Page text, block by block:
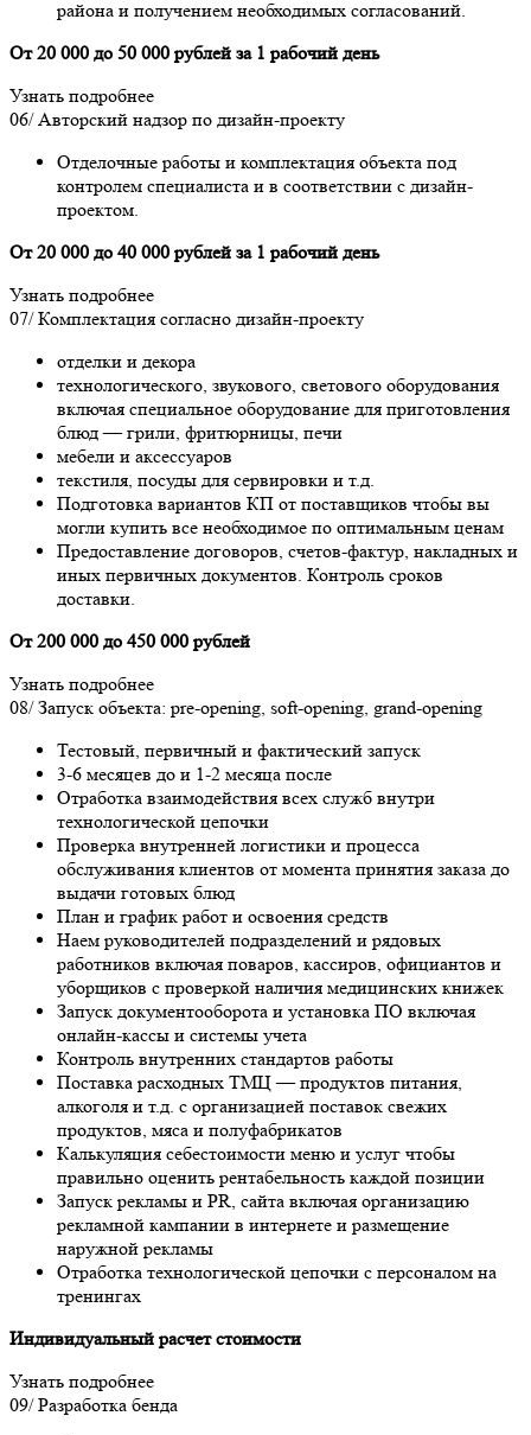
района и получением необходимых согласований.
От 20 000 до 50 000 рублей за 1 рабочий день
Узнать подробнее
06/Авторский надзор по дизайн-проекту
Отделочные работы и комплектация объекта под
контролем специалиста и в соответствии с дизайн-
проектом.
От 20 000 до 40 000 рублей за 1 рабочий день
Узнать подробнее
07/Комплектация согласно дизайн-проекту
отделки и декора
технологического, звукового, светового оборудования
включая специальное оборудование для приготовления
блюд — грили, фритюрницы, печи
мебели и аксессуаров
текстиля, посуды для сервировки и т.д.
Подготовка вариантов КП от поставщиков чтобы вы
могли купить все необходимое по оптимальным ценам
Предоставление договоров, счетов-фактур, накладных и
иных первичных документов. Контроль сроков
доставки.
От 200 000 до 450 000 рублей
Узнать подробнее
08/Запуск объекта: pre-opening, soft-opening, grand-opening
Тестовый, первичный и фактический запуск
3-6 месяцев до и 1-2 месяца после
Отработка взаимодействия всех служб внутри
технологической цепочки
Проверка внутренней логистики и процесса
обслуживания клиентов от момента принятия заказа до
выдачи готовых блюд
План и график работ и освоения средств
Наем руководителей подразделений и рядовых
работников включая поваров, кассиров, официантов и
уборщиков с проверкой наличия медицинских книжек
Запуск документооборота и установка ПО включая
онлайн-кассы и системы учета
Контроль внутренних стандартов работы
Поставка расходных ТМЦ — продуктов питания,
алкоголя и т.д. с организацией поставок свежих
продуктов, мяса и полуфабрикатов
Калькуляция себестоимости меню и услуг чтобы
правильно оценить рентабельность каждой позиции
Запуск рекламы и PR, сайта включая организацию
рекламной кампании в интернете и размещение
наружной рекламы
Отработка технологической цепочки с персоналом на
тренингах
Индивидуальный расчет стоимости
Узнать подробнее
09/Разработка бенда